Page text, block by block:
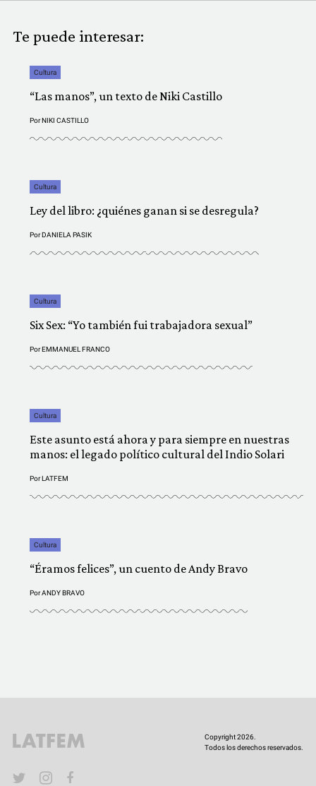
Te puede interesar:
Cultura
“Las manos”, un texto de Niki Castillo
PorNIKI CASTILLO
Cultura
Ley del libro: ¿quiénes ganan si se desregula?
PorDANIELA PASIK
Cultura
Six Sex: “Yo también fui trabajadora sexual”
PorEMMANUEL FRANCO
Cultura
Este asunto está ahora y para siempre en nuestras
manos: el legado político cultural del Indio Solari
PorLATFEM
Cultura
“Éramos felices”, un cuento de Andy Bravo
PorANDY BRAVO
Copyright 2026.
Todos los derechos reservados.